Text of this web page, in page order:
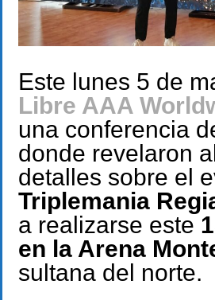
Este lunes 5 de
Libre AAA
una conferencia
donde revelaron
detalles sobre el
Triplemania
a realizarse este
en la Arena
sultana del norte.